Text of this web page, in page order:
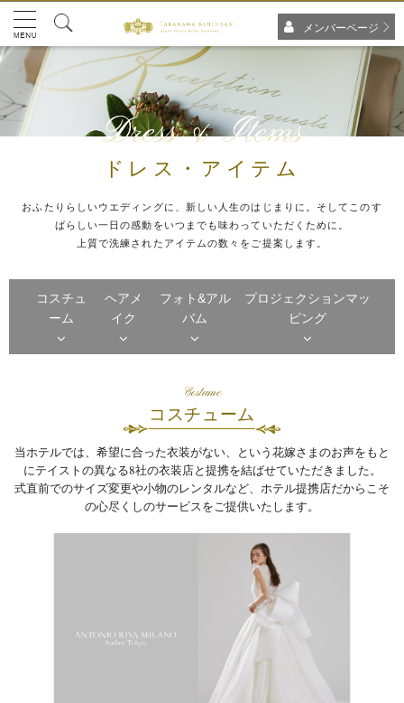
メンバーページ
Dress & Items
ドレス・アイテム
おふたりらしいウエディングに、新しい人生のはじまりに。そしてこのす
ばらしい一日の感動をいつまでも味わっていただくために。
上質で洗練されたアイテムの数々をご提案します。
コスチュ
ーム
ヘアメ
イク
フォト&アル
バム
プロジェクションマッ
ピング
Costume
コスチューム
当ホテルでは、希望に合った衣装がない、という花嫁さまのお声をもと
にテイストの異なる8社の衣装店と提携を結ばせていただきました。
式直前でのサイズ変更や小物のレンタルなど、ホテル提携店だからこそ
の心尽くしのサービスをご提供いたします。